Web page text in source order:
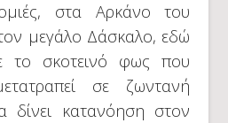
στα Αρκάνο του
μεγάλο Δάσκαλο, εδώ
το σκοτεινό φως που
σε ζωντανή
δίνει κατανόηση στον